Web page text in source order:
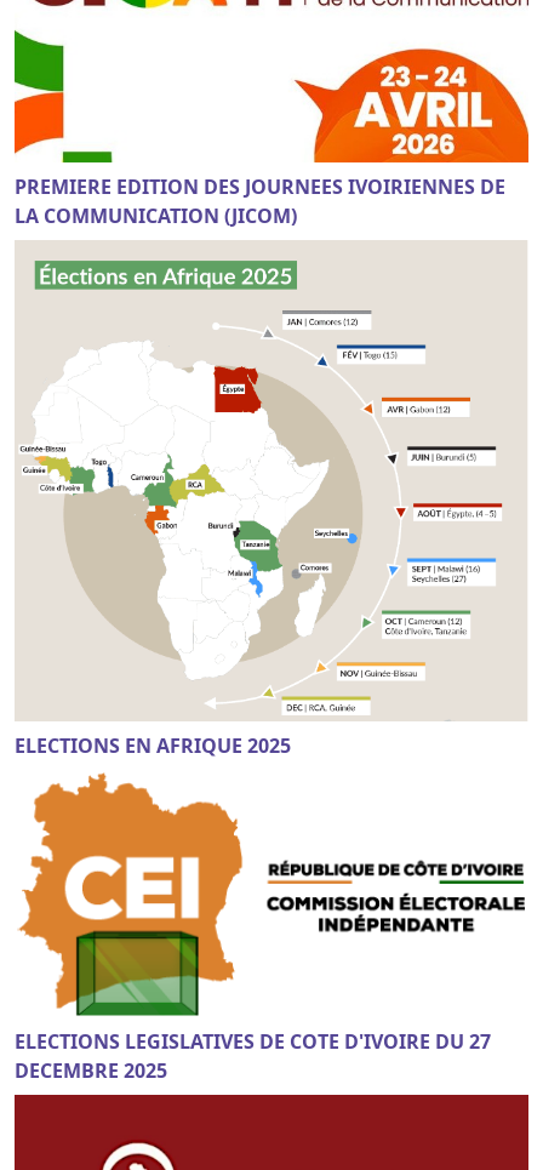
PREMIERE EDITION DES JOURNEES IVOIRIENNES DE
LA COMMUNICATION (JICOM)
ELECTIONS EN AFRIQUE 2025
ELECTIONS LEGISLATIVES DE COTE D'IVOIRE DU 27
DECEMBRE 2025